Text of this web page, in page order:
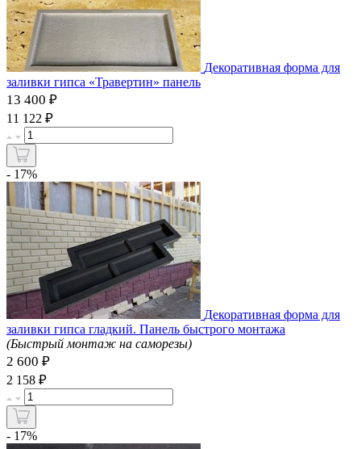
Декоративная форма для
заливки гипса «Травертин» панель
13 400 ₽
11 122 ₽
- 17%
Декоративная форма для
заливки гипса гладкий. Панель быстрого монтажа
(Быстрый монтаж на саморезы)
2 600 ₽
2 158 ₽
- 17%